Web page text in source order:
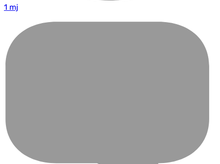
1 mj